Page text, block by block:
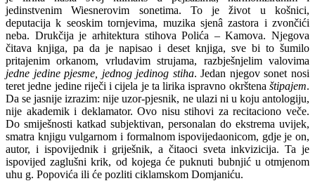
jedinstvenim Wiesnerovim sonetima. To je život u košnici,
deputacija k seoskim tornjevima, muzika sjenâ zastora i zvončići
neba. Drukčija je arhitektura stihova Polića – Kamova. Njegova
čitava knjiga, pa da je napisao i deset knjiga, sve bi to šumilo
pritajenim orkanom, vrludavim strujama, razbješnjelim valovima
jedne jedine pjesme, jednog jedinog stiha. Jedan njegov sonet nosi
teret jedne jedine riječi i cijela je ta lirika ispravno okrštena štipajem.
Da se jasnije izrazim: nije uzor-pjesnik, ne ulazi ni u koju antologiju,
nije akademik i deklamator. Ovo nisu stihovi za recitaciono veče.
Do smiješnosti katkad subjektivan, personalan do ekstrema uvijek,
smatra knjigu vulgarnom i formalnom ispovijedaonicom, gdje je on,
autor, i ispovijednik i griješnik, a čitaoci sveta inkvizicija. Ta je
ispovijed zaglušni krik, od kojega će puknuti bubnjić u otmjenom
uhu g. Popovića ili će pozliti ciklamskom Domjaniću.